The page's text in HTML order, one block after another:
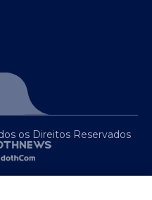
os Direitos Reservados